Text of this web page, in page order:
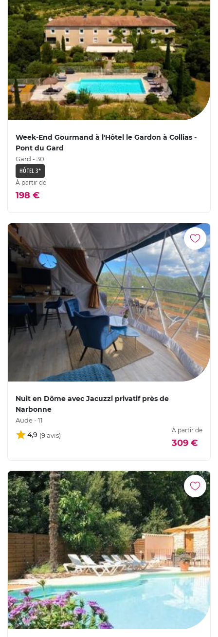
Week-End Gourmand à l'Hôtel le Gardon à Collias -
Pont du Gard
Gard - 30
HÔTEL 3*
À partir de
198 €
Nuit en Dôme avec Jacuzzi privatif près de
Narbonne
Aude - 11
4,9
À partir de
309 €